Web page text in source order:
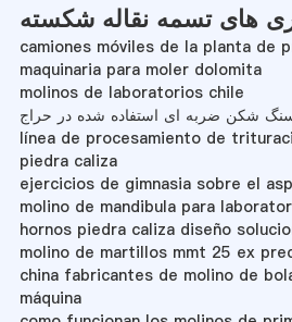
camiones móviles de la planta de
maquinaria para moler dolomita
molinos de laboratorios chile
شکن ضربه ای استفاده شده در حراج
línea de procesamiento de
piedra caliza
ejercicios de gimnasia sobre el
molino de mandibula para
hornos piedra caliza diseño
molino de martillos mmt 25 ex
china fabricantes de molino de
máquina